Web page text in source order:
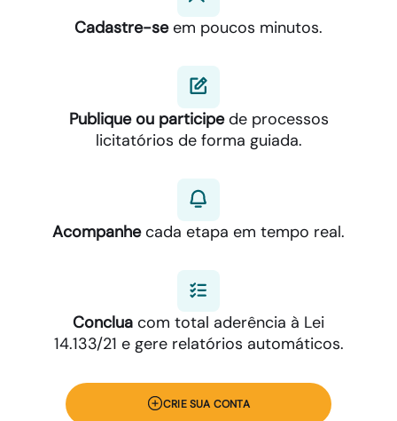
Cadastre-seem poucos minutos.
Publique ou participede processos
licitatórios de forma guiada.
Acompanhecada etapa em tempo real.
Conclua com total aderência à Lei
14.133/21 e gere relatórios automáticos.
CRIE SUA CONTA